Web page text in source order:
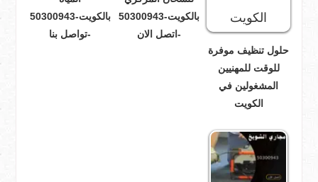
حلول تنظيف موفرة
للوقت للمهنيين
المشغولين في
الكويت
بالكويت-50300943
-اتصل الان
بالكويت-50300943
-تواصل بنا